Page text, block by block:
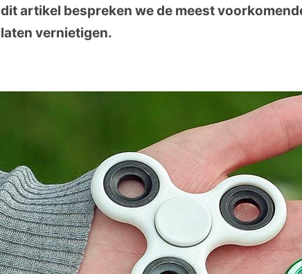
dit artikel bespreken we de meest
laten vernietigen.